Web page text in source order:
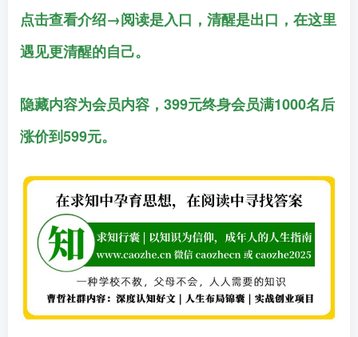
点击查看介绍→阅读是入口，清醒是出口，在这里
遇见更清醒的自己。
隐藏内容为会员内容，399元终身会员满1000名后
涨价到599元。